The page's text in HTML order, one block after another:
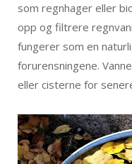
som regnhager eller
opp og filtrere
fungerer som en
forurensningene.
eller cisterne for